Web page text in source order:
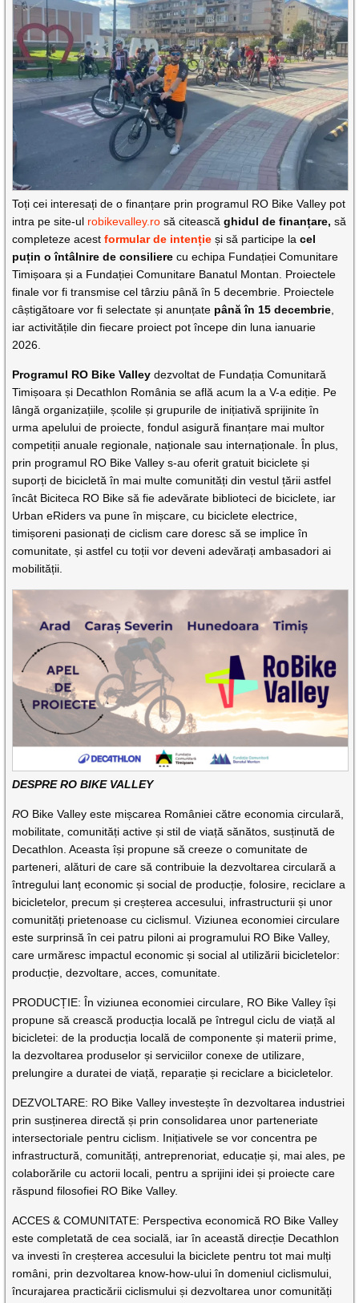
Toți cei interesați de o finanțare prin programul RO Bike Valley pot
intra pe site-ul robikevalley.ro să citeascăghidul de finanțare,să
completeze acestformular de intenție și să participe lacel
puțin o întâlnire de consiliere cu echipa Fundației Comunitare
Timișoara și a Fundației Comunitare Banatul Montan. Proiectele
finale vor fi transmise cel târziu până în 5 decembrie. Proiectele
câștigătoare vor fi selectate și anunțate până în 15 decembrie
iar activitățile din fiecare proiect pot începe din luna ianuarie
2026.
Programul RO Bike Valley dezvoltat de Fundația Comunitară
Timișoara și Decathlon România se află acum la a V-a ediție. Pe
lângă organizațiile, școlile și grupurile de inițiativă sprijinite în
urma apelului de proiecte, fondul asigură finanțare mai multor
competiții anuale regionale, naționale sau internaționale. În plus,
prin programul RO Bike Valley s-au oferit gratuit biciclete și
suporți de bicicletă în mai multe comunități din vestul țării astfel
încât Biciteca RO Bike să fie adevărate biblioteci de biciclete, iar
Urban eRiders va pune în mișcare, cu biciclete electrice,
timișoreni pasionați de ciclism care doresc să se implice în
comunitate, și astfel cu toții vor deveni adevărați ambasadori ai
mobilității.
DESPRE RO BIKE VALLEY
RO Bike Valley este mișcarea României către economia circulară,
mobilitate, comunități active și stil de viață sănătos, susținută de
Decathlon. Aceasta își propune să creeze o comunitate de
parteneri, alături de care să contribuie la dezvoltarea circulară a
întregului lanț economic și social de producție, folosire, reciclare a
bicicletelor, precum și creșterea accesului, infrastructurii și unor
comunități prietenoase cu ciclismul. Viziunea economiei circulare
este surprinsă în cei patru piloni ai programului RO Bike Valley,
care urmăresc impactul economic și social al utilizării bicicletelor:
producție, dezvoltare, acces, comunitate.
PRODUCȚIE: În viziunea economiei circulare, RO Bike Valley își
propune să crească producția locală pe întregul ciclu de viață al
bicicletei: de la producția locală de componente și materii prime,
la dezvoltarea produselor și serviciilor conexe de utilizare,
prelungire a duratei de viață, reparație și reciclare a bicicletelor.
DEZVOLTARE: RO Bike Valley investește în dezvoltarea industriei
prin susținerea directă și prin consolidarea unor parteneriate
intersectoriale pentru ciclism. Inițiativele se vor concentra pe
infrastructură, comunități, antreprenoriat, educație și, mai ales, pe
colaborările cu actorii locali, pentru a sprijini idei și proiecte care
răspund filosofiei RO Bike Valley.
ACCES & COMUNITATE: Perspectiva economică RO Bike Valley
este completată de cea socială, iar în această direcție Decathlon
va investi în creșterea accesului la biciclete pentru tot mai mulți
români, prin dezvoltarea know-how-ului în domeniul ciclismului,
încurajarea practicării ciclismului și dezvoltarea unor comunități